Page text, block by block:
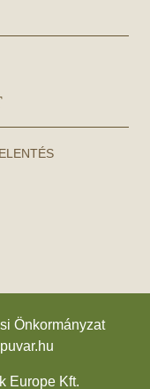
Önkormányzat
Europe Kft.